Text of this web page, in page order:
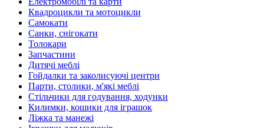
Квадроцикли та мотоцикли
Самокати
Санки, снігокати
Толокари
Запчастини
Дитячі меблі
Гойдалки та заколисуючі центри
Парти, столики, м'які меблі
Стільчики для годування, ходунки
Килимки, кошики для іграшок
Ліжка та манежі